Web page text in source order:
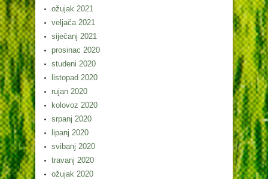
ožujak 2021
veljača 2021
siječanj 2021
prosinac 2020
studeni 2020
listopad 2020
rujan 2020
kolovoz 2020
srpanj 2020
lipanj 2020
svibanj 2020
travanj 2020
ožujak 2020